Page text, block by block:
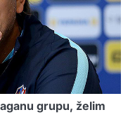
grupu, želim